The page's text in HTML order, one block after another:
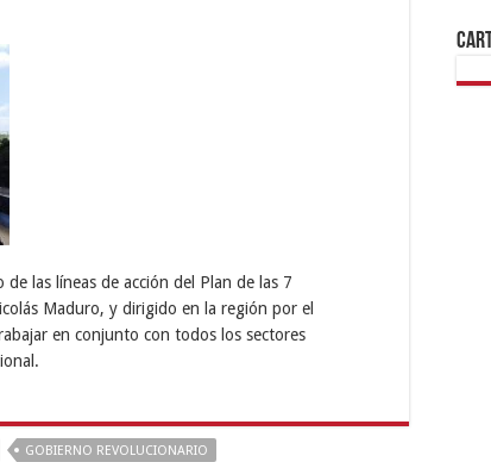
las líneas de acción del Plan de las 7
Maduro, y dirigido en la región por el
en conjunto con todos los sectores
GOBIERNO REVOLUCIONARIO